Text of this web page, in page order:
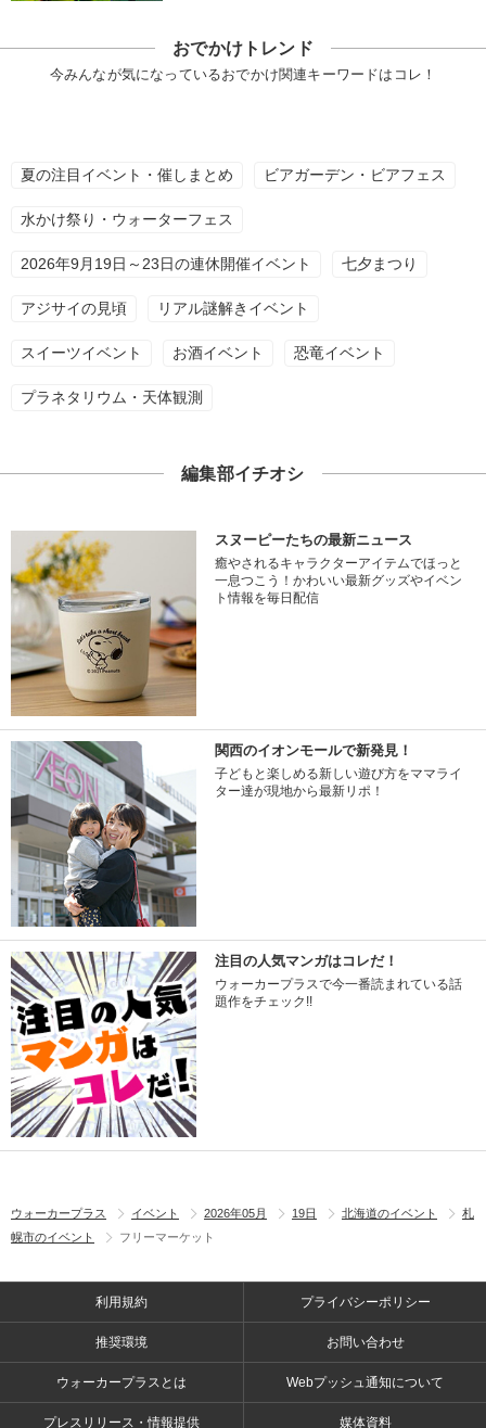
おでかけトレンド
今みんなが気になっているおでかけ関連キーワードはコレ！
夏の注目イベント・催しまとめ ビアガーデン・ビアフェス
水かけ祭り・ウォーターフェス
2026年9月19日～23日の連休開催イベント 七夕まつり
アジサイの見頃 リアル謎解きイベント
スイーツイベント お酒イベント 恐竜イベント
プラネタリウム・天体観測
編集部イチオシ
スヌーピーたちの最新ニュース
癒やされるキャラクターアイテムでほっと
一息つこう！かわいい最新グッズやイベン
ト情報を毎日配信
関西のイオンモールで新発見！
子どもと楽しめる新しい遊び方をママライ
ター達が現地から最新リポ！
注目の人気マンガはコレだ！
ウォーカープラスで今一番読まれている話
題作をチェック!!
ウォーカープラス イベント 2026年05月 19日 北海道のイベント
札
幌市のイベント
フリーマーケット
利用規約 プライバシーポリシー
推奨環境 お問い合わせ
ウォーカープラスとは Webプッシュ通知について
プレスリリース・情報提供 媒体資料